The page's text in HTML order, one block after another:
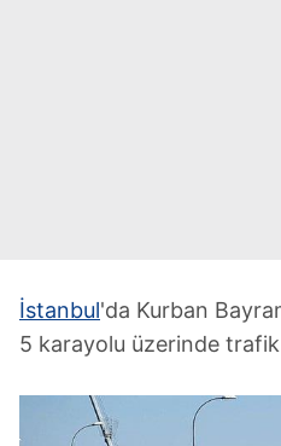
İstanbul'da Kurban
5 karayolu üzerinde